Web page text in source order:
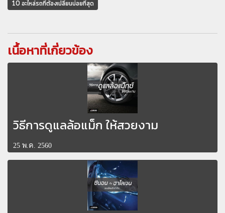
10 อะไหล่รถที่ต้องเปลี่ยนบ่อยที่สุด
เนื้อหาที่เกี่ยวข้อง
วิธีการดูแลล้อแม็ก ให้สวยงาม
25 พ.ค. 2560